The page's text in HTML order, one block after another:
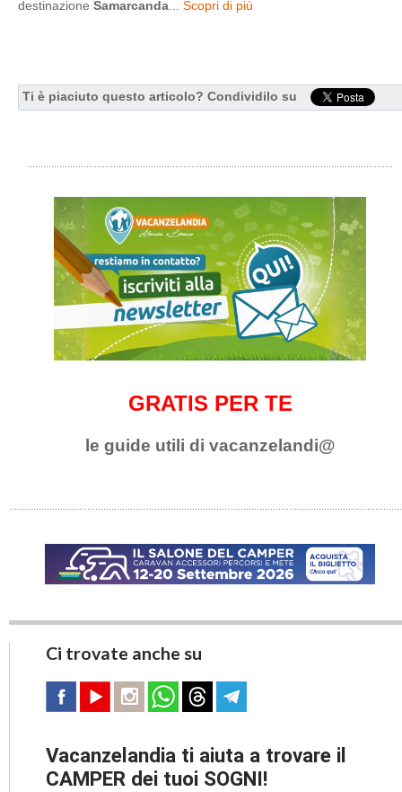
destinazione Samarcanda Scopri di più
Ti è piaciuto questo articolo? Condividilo su
GRATIS PER TE
le guide utili di vacanzelandi@
Ci trovate anche su
Vacanzelandia ti aiuta a trovare il
CAMPER dei tuoi SOGNI!